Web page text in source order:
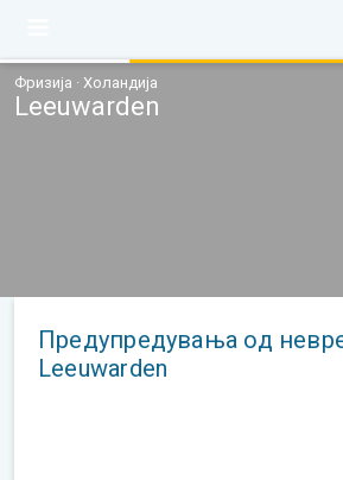
Фризија · Холандија
Leeuwarden
Предупредувања од
Leeuwarden